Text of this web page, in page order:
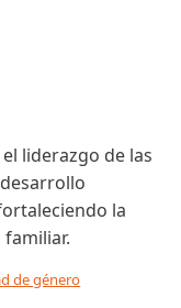
liderazgo de las
la
de género